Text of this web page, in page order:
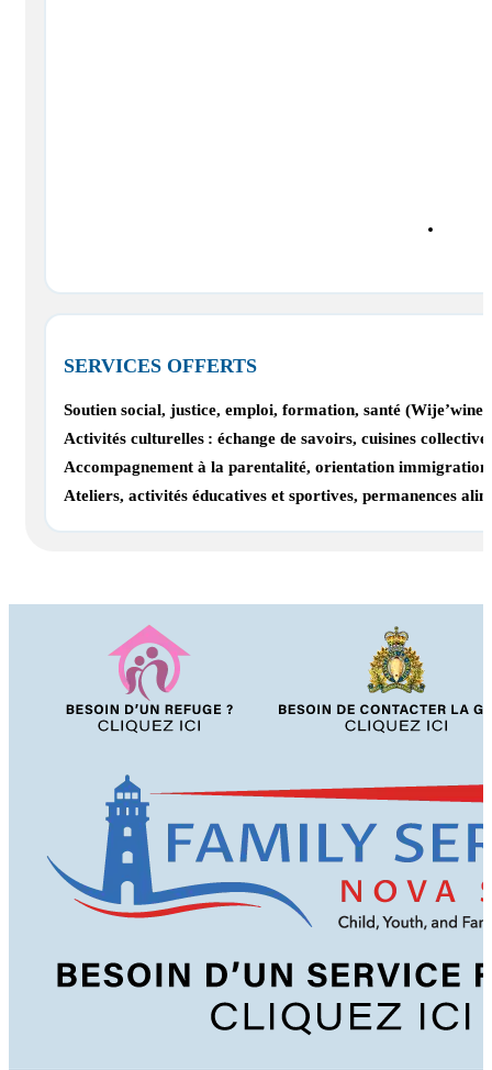
SERVICES OFFERTS
Soutien social, justice, emploi, formation, santé
Activités culturelles : échange de savoirs, cuisines
Accompagnement à la parentalité, orientation
Ateliers, activités éducatives et sportives, permanences